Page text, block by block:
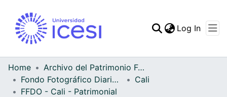
Statistics
Log In
Home
Archivo del Patrimonio Fotográfico y Fílmico del Valle del Cauca
Fondo Fotográfico Diario Occidente
Cali
FFDO - Cali - Patrimonial